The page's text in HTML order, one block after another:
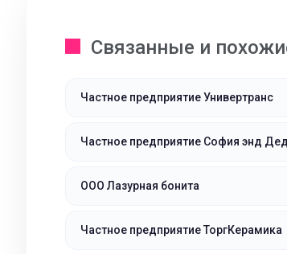
Связанные и
Частное предприятие Универтранс
Частное предприятие София энд Дед
ООО Лазурная бонита
Частное предприятие ТоргКерамика